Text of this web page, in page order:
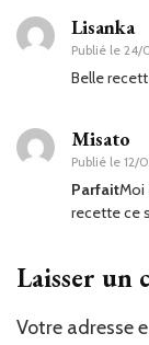
Lisanka
Publié le 24/
Belle
Misato
Publié le 12/
ParfaitMoi
recette ce
Laisser un
Votre adresse